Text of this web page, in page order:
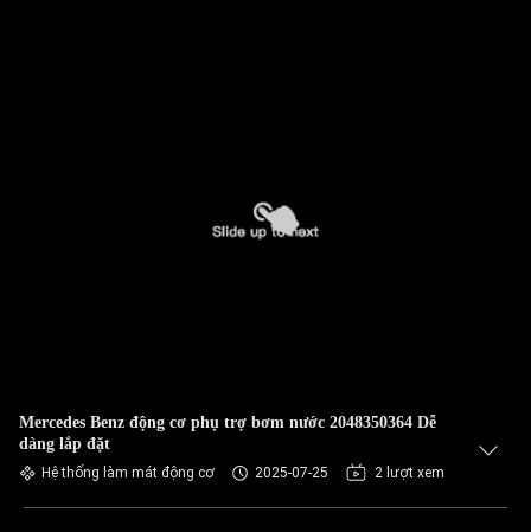
Mercedes Benz động cơ phụ trợ bơm nước 2048350364 Dễ
dàng lắp đặt
Hệ thống làm mát động cơ 2025-07-25 2 lượt xem